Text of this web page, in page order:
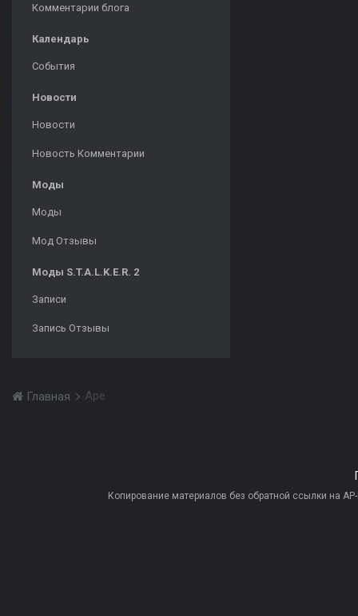
Комментарии блога
Календарь
События
Новости
Новости
Новость Комментарии
Моды
Моды
Мод Отзывы
Моды S.T.A.L.K.E.R. 2
Записи
Запись Отзывы
Главная Ape
Копирование материалов без обратной ссылки на